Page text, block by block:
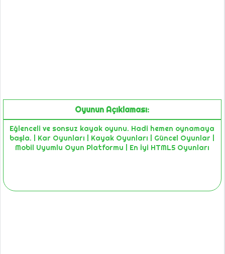
Oyunun Açıklaması:
Eğlenceli ve sonsuz kayak oyunu. Hadi hemen oynamaya
başla. | Kar Oyunları | Kayak Oyunları | Güncel Oyunlar |
Mobil Uyumlu Oyun Platformu | En İyi HTML5 Oyunları